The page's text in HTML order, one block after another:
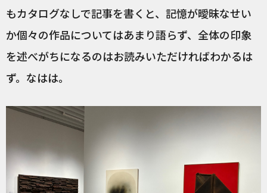
もカタログなしで記事を書くと、記憶が曖昧なせい
か個々の作品についてはあまり語らず、全体の印象
を述べがちになるのはお読みいただければわかるは
ず。なはは。